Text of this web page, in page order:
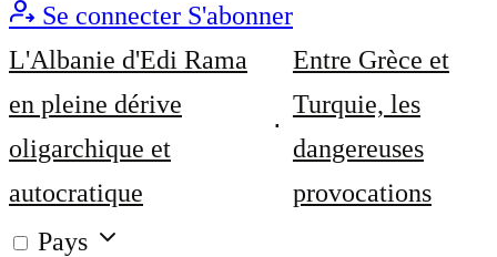
Se connecter S'abonner
L'Albanie d'Edi Rama
en pleine dérive
oligarchique et
autocratique
Entre Grèce et
Turquie, les
dangereuses
provocations
Pays